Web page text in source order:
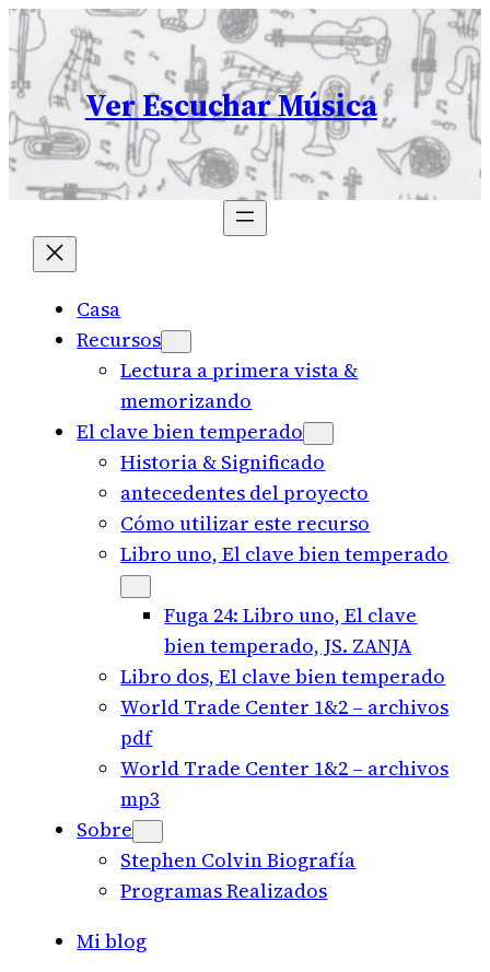
Skip
to
content
Ver Escuchar Música
Casa
Recursos
Lectura a primera vista &
memorizando
El clave bien temperado
Historia & Significado
antecedentes del proyecto
Cómo utilizar este recurso
Libro uno, El clave bien temperado
Fuga 24: Libro uno, El clave
bien temperado, JS. ZANJA
Libro dos, El clave bien temperado
World Trade Center 1&2 – archivos
pdf
World Trade Center 1&2 – archivos
mp3
Sobre
Stephen Colvin Biografía
Programas Realizados
Mi blog